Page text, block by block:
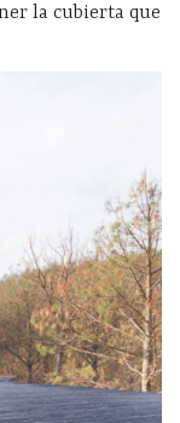
la cubierta que